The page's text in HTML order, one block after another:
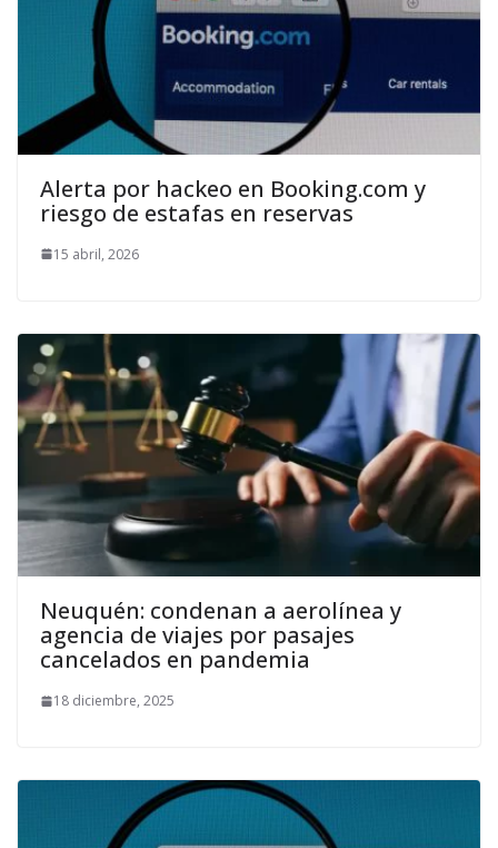
Alerta por hackeo en Booking.com y
riesgo de estafas en reservas
15 abril, 2026
Neuquén: condenan a aerolínea y
agencia de viajes por pasajes
cancelados en pandemia
18 diciembre, 2025